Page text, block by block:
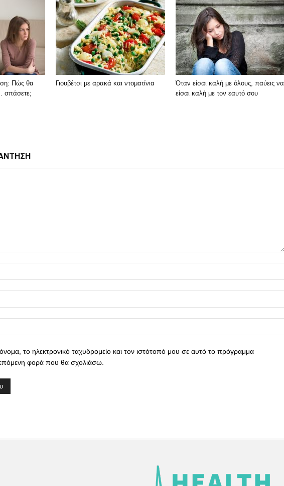
Πώς θα
σπάσετε;
Γιουβέτσι με αρακά και ντοματίνια
Όταν είσαι καλή με όλους, παύεις να
είσαι καλή με τον εαυτό σου
το ηλεκτρονικό ταχυδρομείο και τον ιστότοπό μου σε αυτό το πρόγραμμα
φορά που θα σχολιάσω.